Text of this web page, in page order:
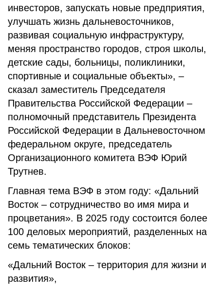
инвесторов, запускать новые предприятия,
улучшать жизнь дальневосточников,
развивая социальную инфраструктуру,
меняя пространство городов, строя школы,
детские сады, больницы, поликлиники,
спортивные и социальные объекты», –
сказал заместитель Председателя
Правительства Российской Федерации –
полномочный представитель Президента
Российской Федерации в Дальневосточном
федеральном округе, председатель
Организационного комитета ВЭФ Юрий
Трутнев.
Главная тема ВЭФ в этом году: «Дальний
Восток – сотрудничество во имя мира и
процветания». В 2025 году состоится более
100 деловых мероприятий, разделенных на
семь тематических блоков:
«Дальний Восток – территория для жизни и
развития»,